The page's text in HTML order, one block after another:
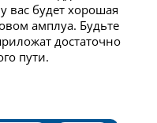
вас будет хорошая
амплуа. Будьте
достаточно
пути.